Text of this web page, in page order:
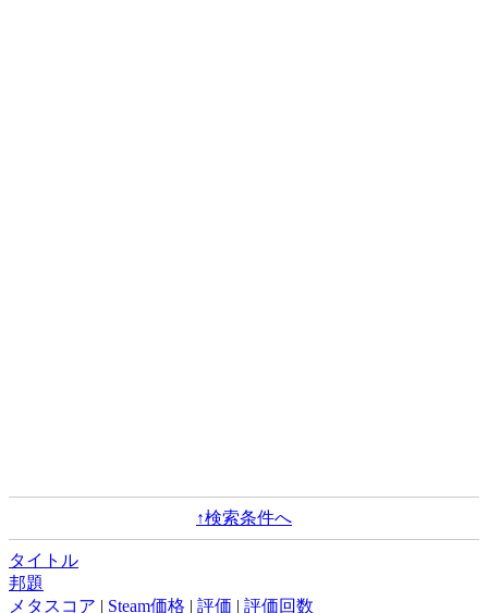
↑検索条件へ
タイトル
邦題
メタスコア | Steam価格 | 評価 | 評価回数